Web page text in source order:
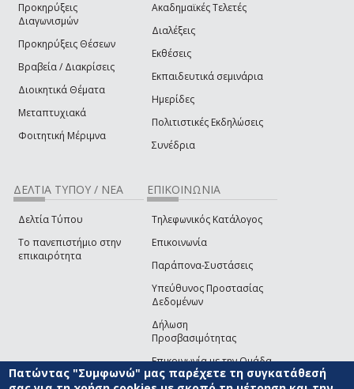
Προκηρύξεις
Διαγωνισμών
Προκηρύξεις Θέσεων
Βραβεία / Διακρίσεις
Διοικητικά Θέματα
Μεταπτυχιακά
Φοιτητική Μέριμνα
Ακαδημαϊκές Τελετές
Διαλέξεις
Εκθέσεις
Εκπαιδευτικά σεμινάρια
Ημερίδες
Πολιτιστικές Εκδηλώσεις
Συνέδρια
ΔΕΛΤΙΑ ΤΥΠΟΥ / ΝΕΑ
Δελτία Τύπου
Το πανεπιστήμιο στην
επικαιρότητα
ΕΠΙΚΟΙΝΩΝΙΑ
Τηλεφωνικός Κατάλογος
Επικοινωνία
Παράπονα-Συστάσεις
Υπεύθυνος Προστασίας
Δεδομένων
Δήλωση
Προσβασιμότητας
Επικοινωνία με την Ομάδα
Ανάπτυξης του site(link sends e-mail)
Πατώντας "Συμφωνώ" μας παρέχετε τη συγκατάθεσή